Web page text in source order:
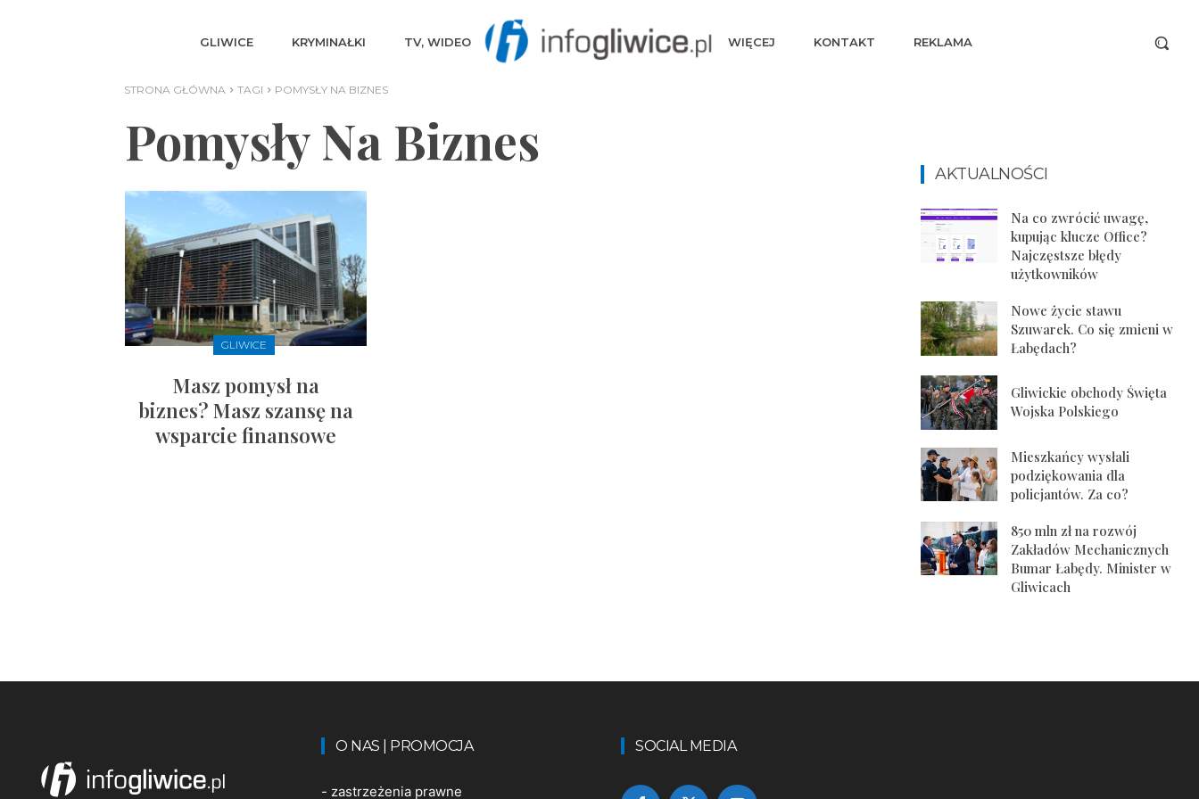
GLIWICE KRYMINAŁKI TV, WIDEO WIĘCEJ KONTAKT REKLAMA
STRONA GŁÓWNA TAGI POMYSŁY NA BIZNES
Pomysły Na Biznes
GLIWICE
Masz pomysł na
biznes? Masz szansę na
wsparcie finansowe
AKTUALNOŚCI
Na co zwrócić uwagę,
kupując klucze Office?
Najczęstsze błędy
użytkowników
Nowe życie stawu
Szuwarek. Co się zmieni w
Łabędach?
Gliwickie obchody Święta
Wojska Polskiego
Mieszkańcy wysłali
podziękowania dla
policjantów. Za co?
850 mln zł na rozwój
Zakładów Mechanicznych
Bumar Łabędy. Minister w
Gliwicach
O NAS | PROMOCJA
- zastrzeżenia prawne
SOCIAL MEDIA